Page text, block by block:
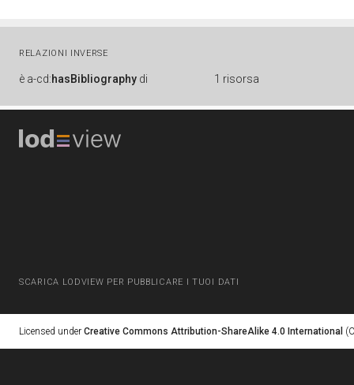
RELAZIONI INVERSE
è a-cd:hasBibliography di 1 risorsa
SCARICA LODVIEW PER PUBBLICARE I TUOI DATI
Licensed under Creative Commons Attribution-ShareAlike 4.0 International